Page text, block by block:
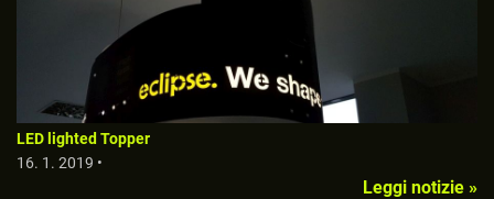
LED lighted Topper
16. 1. 2019 •
Leggi notizie »